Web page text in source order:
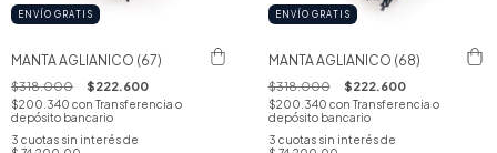
ENVÍO GRATIS
MANTA AGLIANICO (67)
$318.000 $222.600
$200.340 con Transferencia o
depósito bancario
3 cuotas sin interés de
ENVÍO GRATIS
MANTA AGLIANICO (68)
$318.000 $222.600
$200.340 con Transferencia o
depósito bancario
3 cuotas sin interés de